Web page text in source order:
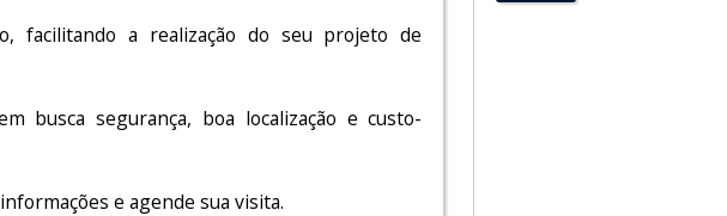
facilitando a realização do seu projeto de
busca segurança, boa localização e custo-
e agende sua visita.